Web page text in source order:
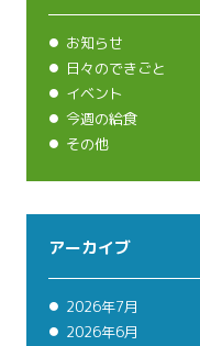
お知らせ
日々のできごと
イベント
今週の給食
その他
アーカイブ
2026年7月
2026年6月